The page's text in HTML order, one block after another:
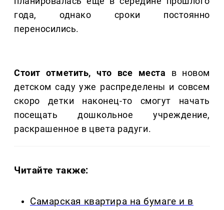
года, однако сроки постоянно
переносились.
Стоит отметить, что все места в новом
детском саду уже распределены и совсем
скоро детки наконец-то смогут начать
посещать дошкольное учреждение,
раскрашенное в цвета радуги.
Читайте также:
Самарская квартира на бумаге и в